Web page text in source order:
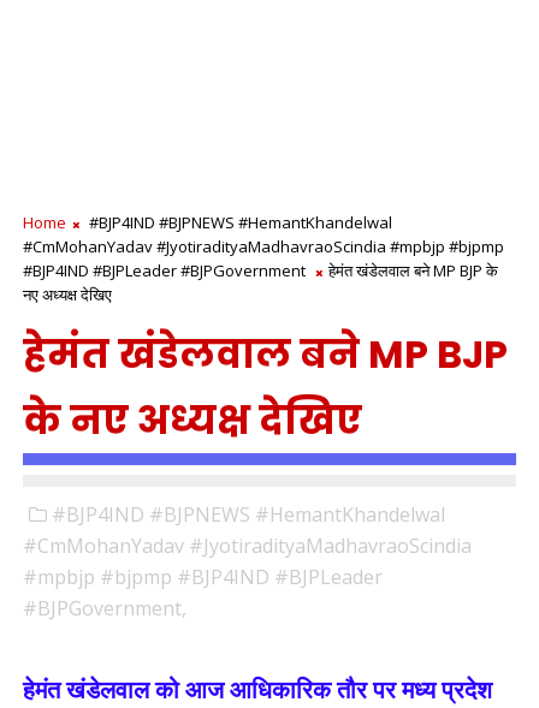
Home
#BJP4IND #BJPNEWS #HemantKhandelwal
#CmMohanYadav #JyotiradityaMadhavraoScindia #mpbjp #bjpmp
#BJP4IND #BJPLeader #BJPGovernment
हेमंत खंडेलवाल बने MP BJP के
नए अध्यक्ष देखिए
हेमंत खंडेलवाल बने MP BJP
के नए अध्यक्ष देखिए
#BJP4IND #BJPNEWS #HemantKhandelwal
#CmMohanYadav #JyotiradityaMadhavraoScindia
#mpbjp #bjpmp #BJP4IND #BJPLeader
#BJPGovernment,
हेमंत खंडेलवाल को आज आधिकारिक तौर पर मध्य प्रदेश